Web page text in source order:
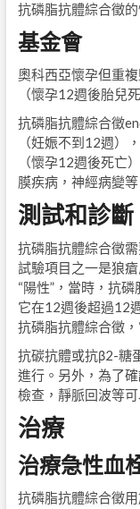
抗磷脂抗體綜合徵
基金會
奧科西亞懷孕但重
（懷孕12週後胎兒
抗磷脂抗體綜合徵
（妊娠不到12週）
（懷孕12週後死亡
膜疾病，神經病變
測試和診斷
抗磷脂抗體綜合徵
試驗項目之一是狼
“陽性”，當時，抗
它在12週後超過12
抗磷脂抗體綜合徵
抗碳抗體或抗β2-糖
進行。另外，為了
檢查，靜脈回波等可
治療
治療急性血
抗磷脂抗體綜合徵